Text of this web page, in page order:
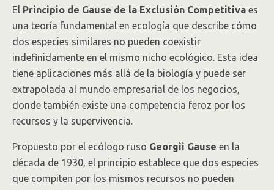
El Principio de Gause de la Exclusión Competitiva es
una teoría fundamental en ecología que describe cómo
dos especies similares no pueden coexistir
indefinidamente en el mismo nicho ecológico. Esta idea
tiene aplicaciones más allá de la biología y puede ser
extrapolada al mundo empresarial de los negocios,
donde también existe una competencia feroz por los
recursos y la supervivencia.
Propuesto por el ecólogo ruso Georgii Gause en la
década de 1930, el principio establece que dos especies
que compiten por los mismos recursos no pueden